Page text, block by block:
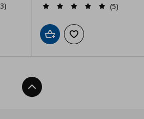
списъка с любими
(5)
Добави в кошницата
Добави към
Нагоре